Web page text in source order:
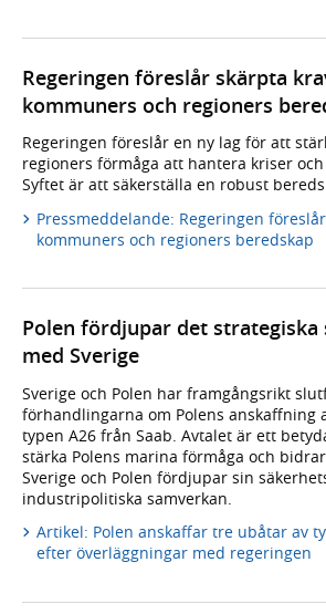
Regeringen föreslår skärpta
kommuners och regioners
Regeringen föreslår en ny lag för att
regioners förmåga att hantera kriser
Syftet är att säkerställa en robust
Pressmeddelande: Regeringen
kommuners och regioners beredskap
Polen fördjupar det strategiska
med Sverige
Sverige och Polen har framgångsrikt
förhandlingarna om Polens anskaffning
typen A26 från Saab. Avtalet är ett
stärka Polens marina förmåga och
Sverige och Polen fördjupar sin
industripolitiska samverkan.
Artikel: Polen anskaffar tre ubåtar av
efter överläggningar med regeringen